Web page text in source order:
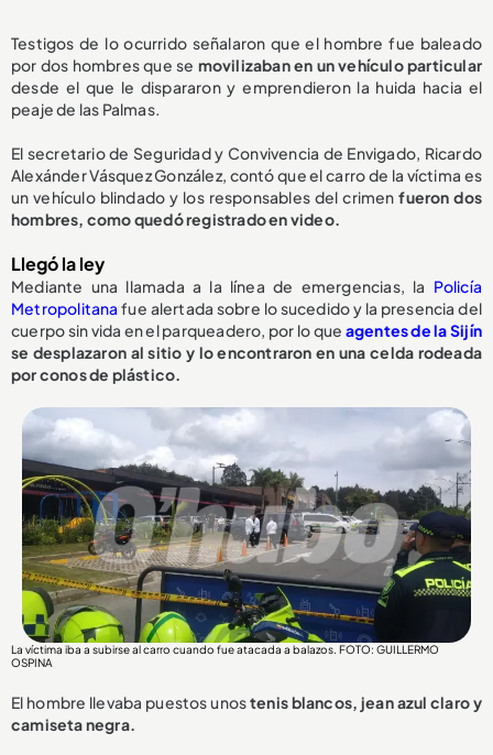
Testigos de lo ocurrido señalaron que el hombre fue baleado
por dos hombres que se movilizaban en un vehículo particular
desde el que le dispararon y emprendieron la huida hacia el
peaje de las Palmas.
El secretario de Seguridad y Convivencia de Envigado, Ricardo
Alexánder Vásquez González, contó que el carro de la víctima es
un vehículo blindado y los responsables del crimenfueron dos
hombres, como quedó registrado en video.
Llegó la ley
Mediante una llamada a la línea de emergencias, la Policía
Metropolitana fue alertada sobre lo sucedido y la presencia del
cuerpo sin vida en el parqueadero, por lo que agentes de la Sijín
se desplazaron al sitio y lo encontraron en una celda rodeada
por conos de plástico.
La víctima iba a subirse al carro cuando fue atacada a balazos. FOTO: GUILLERMO
OSPINA
El hombre llevaba puestos unostenis blancos, jean azul claro y
camiseta negra.